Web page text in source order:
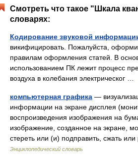
Смотреть что такое "Шкала
словарях:
Кодирование звуковой
викифицировать. Пожалуйста,
правилам оформления статей. В
использованием ПК лежит процесс
воздуха в колебания электрическог …
компьютерная графика —
информации на экране дисплея
воспроизведения изображения на
изображение, созданное на экране,
стереть или (и) подправить, сжать
Энциклопедический словарь